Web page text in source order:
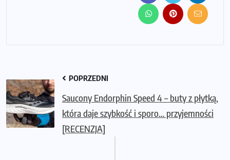
POPRZEDNI
Saucony Endorphin Speed 4 – buty z płytką,
która daje szybkość i sporo… przyjemności
[RECENZJA]